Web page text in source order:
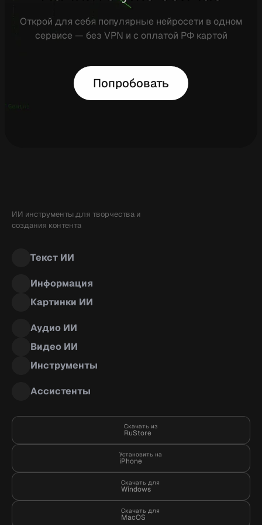
Открой для себя популярные нейросети в одном
сервисе — без VPN и с оплатой РФ картой
Попробовать
ИИ инструменты для творчества и
создания контента
Скачать из
RuStore
Установить на
iPhone
Скачать для
Windows
Скачать для
MacOS
Текст ИИ
Информация
Картинки ИИ
Аудио ИИ
Видео ИИ
Инструменты
Ассистенты